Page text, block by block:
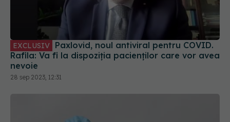
EXCLUSIV Paxlovid, noul antiviral pentru COVID.
Rafila: Va fi la dispoziția pacienților care vor avea
nevoie
28 sep 2023, 12:31